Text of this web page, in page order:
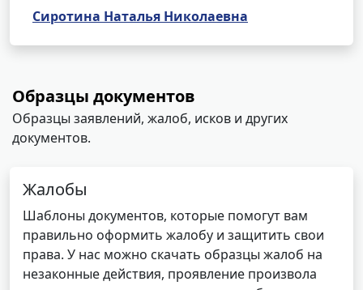
Сиротина Наталья Николаевна
Образцы документов
Образцы заявлений, жалоб, исков и других
документов.
Жалобы
Шаблоны документов, которые помогут вам
правильно оформить жалобу и защитить свои
права. У нас можно скачать образцы жалоб на
незаконные действия, проявление произвола